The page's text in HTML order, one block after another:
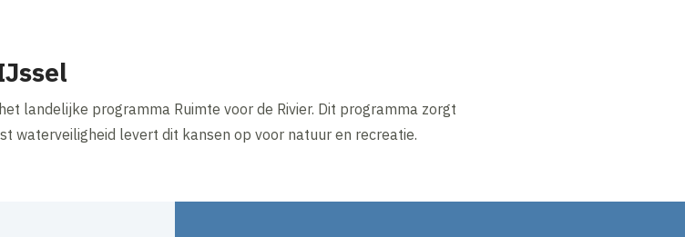
landelijke programma Ruimte voor de Rivier. Dit programma zorgt
waterveiligheid levert dit kansen op voor natuur en recreatie.